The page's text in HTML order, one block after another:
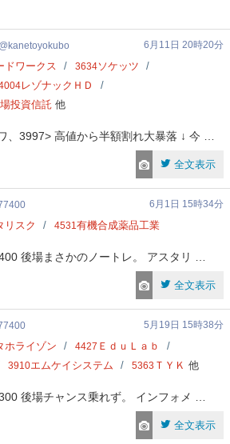
kanetoyokubo
6月11日 20時20分
ドワークス 3634ソケッツ
レゾナックＨＤ
投資信託 他
、3997> 高値から半額割れ大暴落 ↓ 今 …
全文表示
6月1日 15時34分
リスク 4531有機合成薬品工業
後場まさかのノートレ。 アスタリ …
全文表示
5月19日 15時38分
ホライゾン 4427 ＥｄｕＬａｂ
3910エムケイシステム 5363 ＴＹＫ 他
後場チャンス乗れず。 インフォメ …
全文表示